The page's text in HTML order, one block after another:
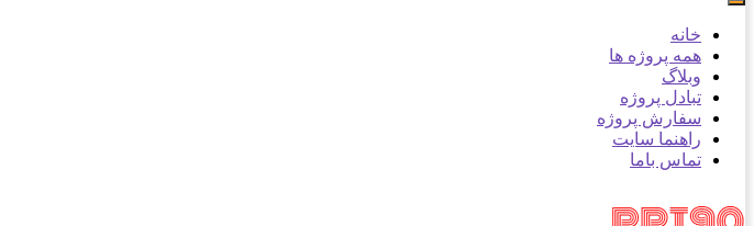
خانه
همه پروژه ها
وبلاگ
تبادل پروژه
سفارش پروژه
راهنما سایت
تماس باما